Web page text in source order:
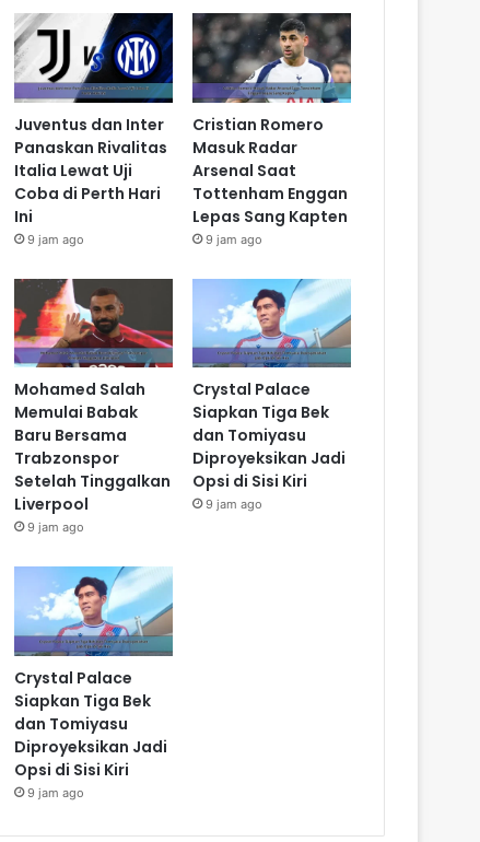
Juventus dan Inter
Panaskan Rivalitas
Italia Lewat Uji
Coba di Perth Hari
Ini
9 jam ago
Cristian Romero
Masuk Radar
Arsenal Saat
Tottenham Enggan
Lepas Sang Kapten
9 jam ago
Mohamed Salah
Memulai Babak
Baru Bersama
Trabzonspor
Setelah Tinggalkan
Liverpool
9 jam ago
Crystal Palace
Siapkan Tiga Bek
dan Tomiyasu
Diproyeksikan Jadi
Opsi di Sisi Kiri
9 jam ago
Crystal Palace
Siapkan Tiga Bek
dan Tomiyasu
Diproyeksikan Jadi
Opsi di Sisi Kiri
9 jam ago